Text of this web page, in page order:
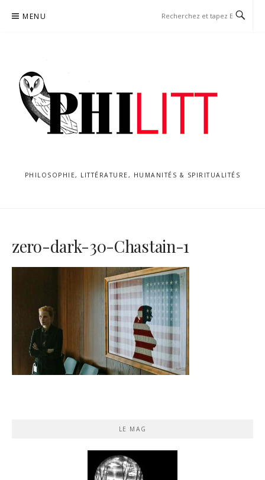
MENU
PHILOSOPHIE, LITTÉRATURE, HUMANITÉS & SPIRITUALITÉS
zero-dark-30-Chastain-1
LE MAG